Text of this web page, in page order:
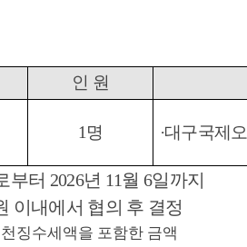
인 원
1 명 ·대구국제
부터 2026년 11월 6일까지
이내에서 협의 후 결정
징수세액을 포함한 금액